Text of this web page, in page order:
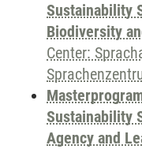
Sustainability
Biodiversity
Center:
Sustainability
Agency and